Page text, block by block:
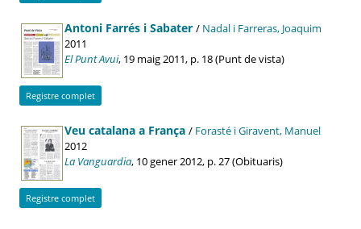
Antoni Farrés i Sabater / Nadal i Farreras, Joaquim
2011
El Punt Avui, 19 maig 2011, p. 18 (Punt de vista)
Registre complet
Veu catalana a França / Forasté i Giravent, Manuel
2012
La Vanguardia, 10 gener 2012, p. 27 (Obituaris)
Registre complet